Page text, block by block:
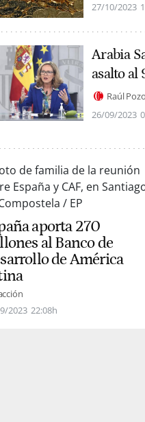
27/10/2023
Arabia
asalto al
Raúl Pozo
26/09/2023
aporta 270
al Banco de
de América
2023 22:08h